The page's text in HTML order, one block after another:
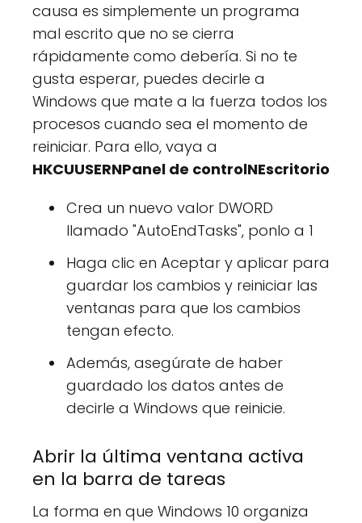
causa es simplemente un programa
mal escrito que no se cierra
rápidamente como debería. Si no te
gusta esperar, puedes decirle a
Windows que mate a la fuerza todos los
procesos cuando sea el momento de
reiniciar. Para ello, vaya a
HKCUUSERNPanel de controlNEscritorio
Crea un nuevo valor DWORD
llamado "AutoEndTasks", ponlo a 1
Haga clic en Aceptar y aplicar para
guardar los cambios y reiniciar las
ventanas para que los cambios
tengan efecto.
Además, asegúrate de haber
guardado los datos antes de
decirle a Windows que reinicie.
Abrir la última ventana activa
en la barra de tareas
La forma en que Windows 10 organiza